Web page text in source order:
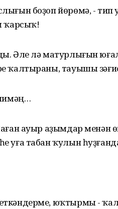
боҙоп йөрөмә, - тип
ҡарсыҡ!
Әле лә матурлығын
ҡалтыраны, тауышы
ауыр аҙымдар менән
уға табан ҡулын
юҡтырмы -